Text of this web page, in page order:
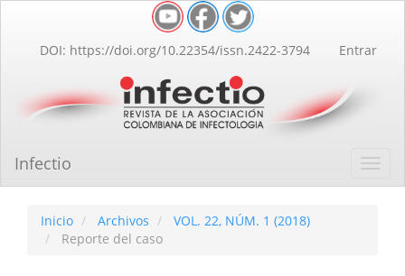
Contenido
principal
lateral
DOI: https://doi.org/10.22354/issn.2422-3794 Entrar
Infectio
Inicio Archivos
VOL. 22, NÚM. 1 (2018)
Reporte del caso